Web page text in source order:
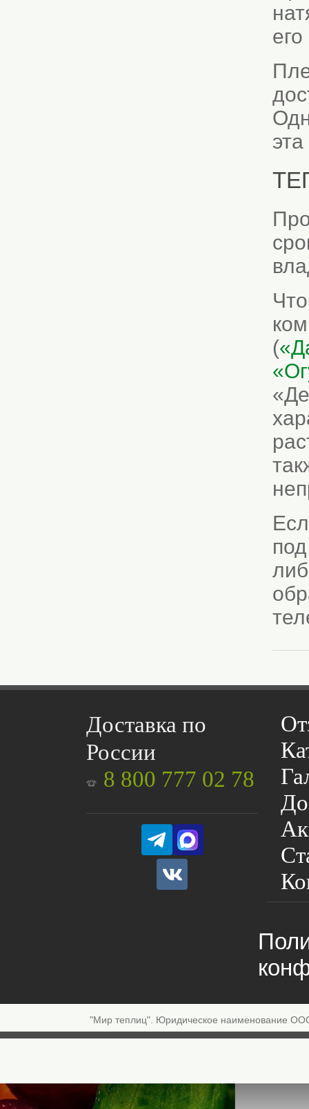
(
Доставка по
России
8 800 777 02 78
"Мир теплиц". Юридическое наименование